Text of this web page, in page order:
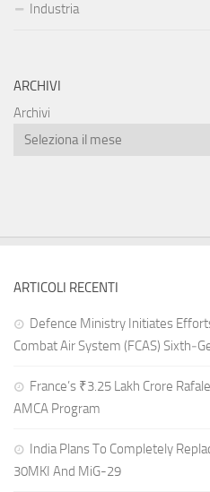
Industria
ARCHIVI
Archivi
ARTICOLI RECENTI
Defence Ministry Initiates
Combat Air System (FCAS)
France’s ₹3.25 Lakh Crore
AMCA Program
India Plans To Completely
30MKI And MiG-29